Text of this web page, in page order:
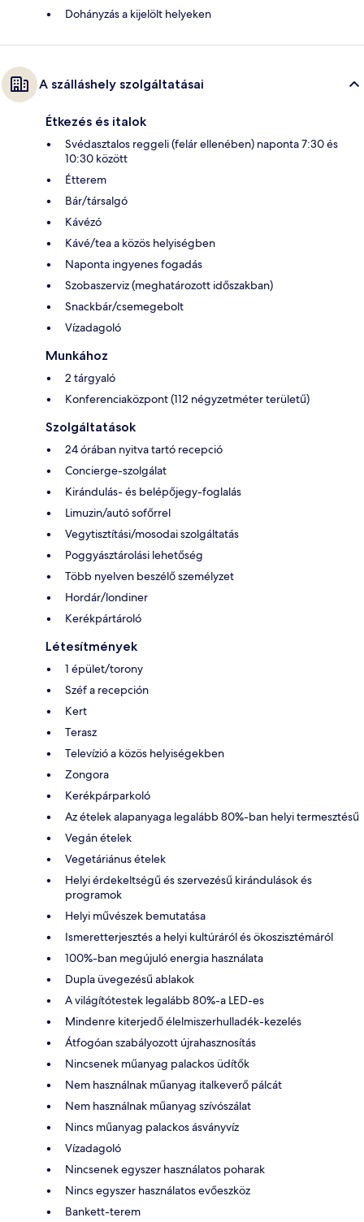
Dohányzás a kijelölt helyeken
A szálláshely szolgáltatásai
Étkezés és italok
Svédasztalos reggeli (felár ellenében) naponta 7:30 és
10:30 között
Étterem
Bár/társalgó
Kávézó
Kávé/tea a közös helyiségben
Naponta ingyenes fogadás
Szobaszerviz (meghatározott időszakban)
Snackbár/csemegebolt
Vízadagoló
Munkához
2 tárgyaló
Konferenciaközpont (112 négyzetméter területű)
Szolgáltatások
24 órában nyitva tartó recepció
Concierge-szolgálat
Kirándulás- és belépőjegy-foglalás
Limuzin/autó sofőrrel
Vegytisztítási/mosodai szolgáltatás
Poggyásztárolási lehetőség
Több nyelven beszélő személyzet
Hordár/londiner
Kerékpártároló
Létesítmények
1 épület/torony
Széf a recepción
Kert
Terasz
Televízió a közös helyiségekben
Zongora
Kerékpárparkoló
Az ételek alapanyaga legalább 80%-ban helyi termesztésű
Vegán ételek
Vegetáriánus ételek
Helyi érdekeltségű és szervezésű kirándulások és
programok
Helyi művészek bemutatása
Ismeretterjesztés a helyi kultúráról és ökoszisztémáról
100%-ban megújuló energia használata
Dupla üvegezésű ablakok
A világítótestek legalább 80%-a LED-es
Mindenre kiterjedő élelmiszerhulladék-kezelés
Átfogóan szabályozott újrahasznosítás
Nincsenek műanyag palackos üdítők
Nem használnak műanyag italkeverő pálcát
Nem használnak műanyag szívószálat
Nincs műanyag palackos ásványvíz
Vízadagoló
Nincsenek egyszer használatos poharak
Nincs egyszer használatos evőeszköz
Bankett-terem